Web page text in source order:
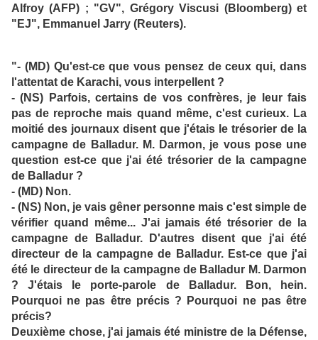
Alfroy (AFP) ; "GV", Grégory Viscusi (Bloomberg) et
"EJ", Emmanuel Jarry (Reuters).
"- (MD) Qu'est-ce que vous pensez de ceux qui, dans
l'attentat de Karachi, vous interpellent ?
- (NS) Parfois, certains de vos confrères, je leur fais
pas de reproche mais quand même, c'est curieux. La
moitié des journaux disent que j'étais le trésorier de la
campagne de Balladur. M. Darmon, je vous pose une
question est-ce que j'ai été trésorier de la campagne
de Balladur ?
- (MD) Non.
- (NS) Non, je vais gêner personne mais c'est simple de
vérifier quand même... J'ai jamais été trésorier de la
campagne de Balladur. D'autres disent que j'ai été
directeur de la campagne de Balladur. Est-ce que j'ai
été le directeur de la campagne de Balladur M. Darmon
? J'étais le porte-parole de Balladur. Bon, hein.
Pourquoi ne pas être précis ? Pourquoi ne pas être
précis?
Deuxième chose, j'ai jamais été ministre de la Défense,